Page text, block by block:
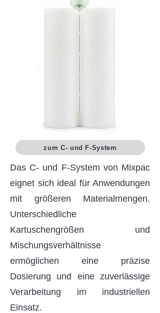
zum C- und F-System
Das C- und F-System von Mixpac
eignet sich ideal für Anwendungen
mit größeren Materialmengen.
Unterschiedliche
Kartuschengrößen und
Mischungsverhältnisse
ermöglichen eine präzise
Dosierung und eine zuverlässige
Verarbeitung im industriellen
Einsatz.